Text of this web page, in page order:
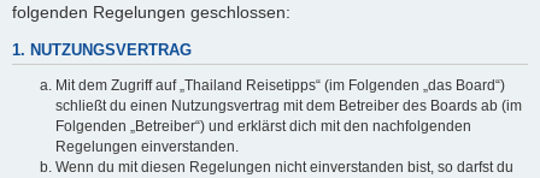
folgenden Regelungen geschlossen:
1. NUTZUNGSVERTRAG
Mit dem Zugriff auf „Thailand Reisetipps“ (im Folgenden „das Board“)
schließt du einen Nutzungsvertrag mit dem Betreiber des Boards ab (im
Folgenden „Betreiber“) und erklärst dich mit den nachfolgenden
Regelungen einverstanden.
Wenn du mit diesen Regelungen nicht einverstanden bist, so darfst du